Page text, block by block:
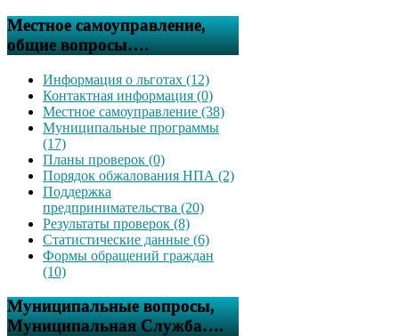
Местное самоуправление,
общие вопросы….
Информация о льготах (12)
Контактная информация (0)
Местное самоуправление (38)
Муниципальные программы
(17)
Планы проверок (0)
Порядок обжалования НПА (2)
Поддержка
предпринимательства (20)
Результаты проверок (8)
Статистические данные (6)
Формы обращений граждан
(10)
Муниципальные вопросы,
Муниципальная Служба….